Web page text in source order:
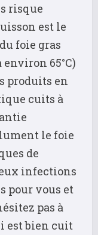
risque
est le
foie gras
65°C)
produits en
cuits à
le foie
de
infections
pour vous et
pas à
est bien cuit